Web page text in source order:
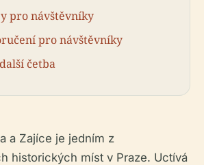
pro návštěvníky
pro návštěvníky
četba
a Zajíce je jedním z
historických míst v Praze. Uctívá